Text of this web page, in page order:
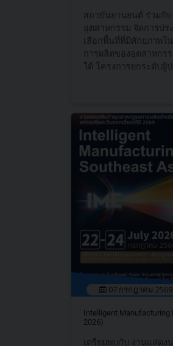
สถาบันยานยนต์ ร่วมกั
อุตสาหกรรม จัดการป
เลือกพื้นที่ที่มีศักยภาพใ
การผลิตของอุตสาหกร
ใต้ โครงการยกระดับผู้
07 กรกฎาคม 2569
Intelligent Manufacturing
2026)
เตรียมพบกับ งานแสด